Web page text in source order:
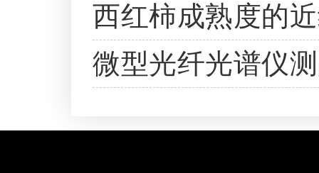
西红柿成熟度的
微型光纤光谱仪